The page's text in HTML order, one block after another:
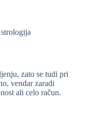
zato se tudi pri
vendar zaradi
ali celo račun.